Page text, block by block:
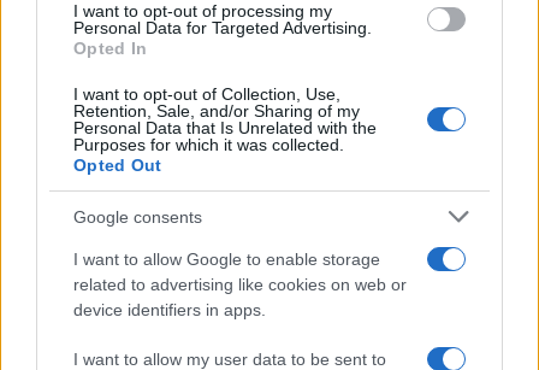
I want to opt-out of processing my
Personal Data for Targeted Advertising.
Opted In
I want to opt-out of Collection, Use,
Retention, Sale, and/or Sharing of my
Personal Data that Is Unrelated with the
Purposes for which it was collected.
Opted Out
Google consents
I want to allow Google to enable storage
related to advertising like cookies on web or
device identifiers in apps.
I want to allow my user data to be sent to
Σχόλια
Σχολίασε εδώ